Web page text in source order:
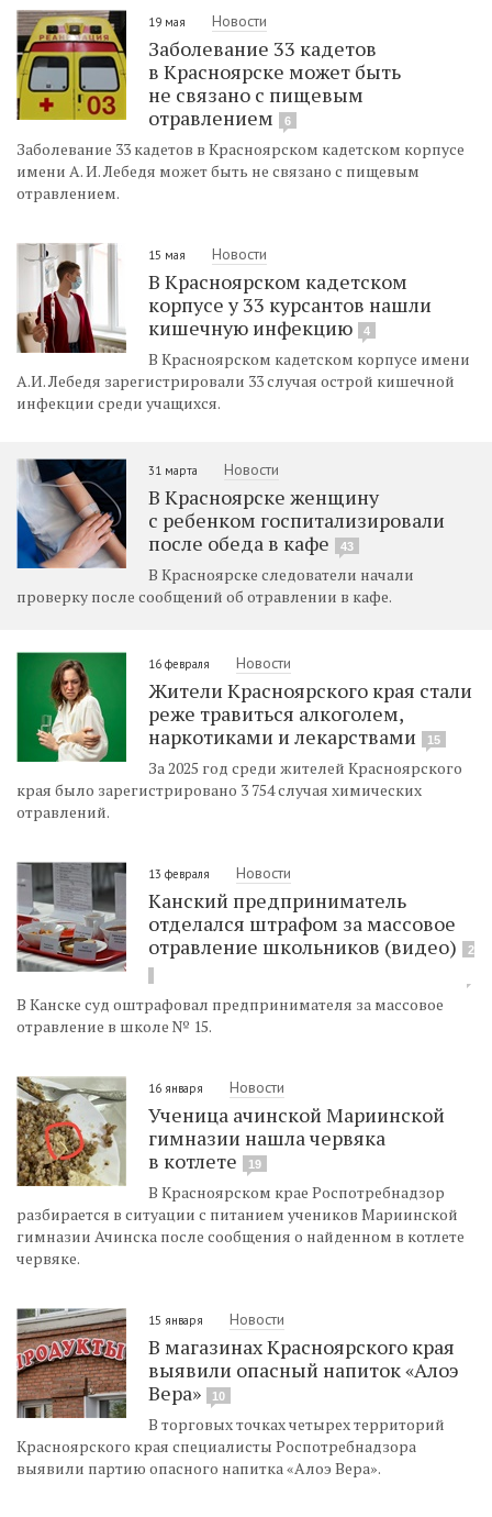
19 мая Новости
Заболевание 33 кадетов
в Красноярске может быть
не связано с пищевым
отравлением
6
Заболевание 33 кадетов в Красноярском кадетском корпусе
имени А. И. Лебедя может быть не связано с пищевым
отравлением.
15 мая Новости
В Красноярском кадетском
корпусе у 33 курсантов нашли
кишечную инфекцию
4
В Красноярском кадетском корпусе имени
А.И. Лебедя зарегистрировали 33 случая острой кишечной
инфекции среди учащихся.
31 марта Новости
В Красноярске женщину
с ребенком госпитализировали
после обеда в кафе
43
В Красноярске следователи начали
проверку после сообщений об отравлении в кафе.
16 февраля Новости
Жители Красноярского края стали
реже травиться алкоголем,
наркотиками и лекарствами
15
За 2025 год среди жителей Красноярского
края было зарегистрировано 3 754 случая химических
отравлений.
13 февраля Новости
Канский предприниматель
отделался штрафом за массовое
отравление школьников (видео)
2
В Канске суд оштрафовал предпринимателя за массовое
отравление в школе № 15.
16 января Новости
Ученица ачинской Мариинской
гимназии нашла червяка
в котлете
19
В Красноярском крае Роспотребнадзор
разбирается в ситуации с питанием учеников Мариинской
гимназии Ачинска после сообщения о найденном в котлете
червяке.
15 января Новости
В магазинах Красноярского края
выявили опасный напиток «Алоэ
Вера»
10
В торговых точках четырех территорий
Красноярского края специалисты Роспотребнадзора
выявили партию опасного напитка «Алоэ Вера».